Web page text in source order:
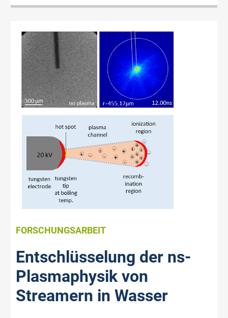
FORSCHUNGSARBEIT
Entschlüsselung der ns-
Plasmaphysik von
Streamern in Wasser